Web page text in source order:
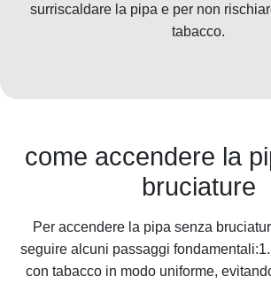
surriscaldare la pipa e per non
tabacco.
come accendere la
bruciature
Per accendere la pipa senza
seguire alcuni passaggi
con tabacco in modo uniforme,